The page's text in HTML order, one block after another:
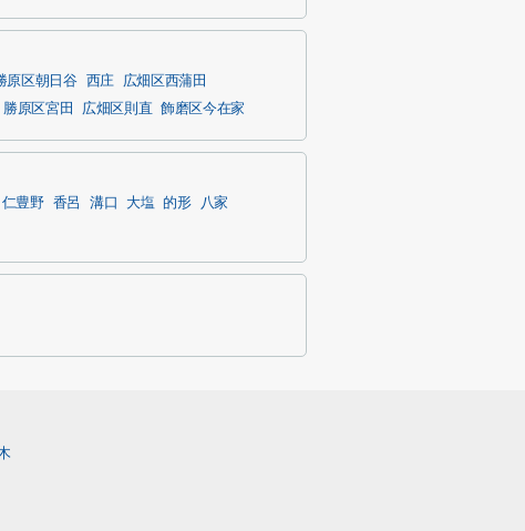
原区朝日谷 西庄
広畑区西蒲田
勝原区宮田 広畑区則直 飾磨区今在家
仁豊野 香呂 溝口 大塩 的形
八家